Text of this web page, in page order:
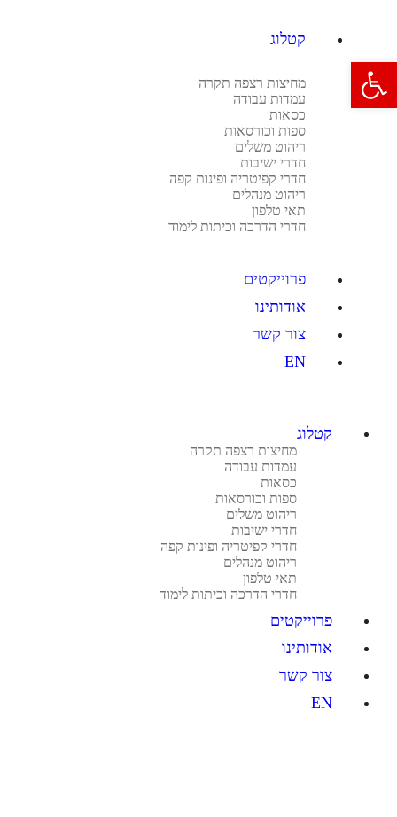
קטלוג
מחיצות רצפה תקרה
עמדות עבודה
כסאות
ספות וכורסאות
ריהוט משלים
חדרי ישיבות
חדרי קפיטריה ופינות קפה
ריהוט מנהלים
תאי טלפון
חדרי הדרכה וכיתות לימוד
פרוייקטים
אודותינו
צור קשר
EN
קטלוג
מחיצות רצפה תקרה
עמדות עבודה
כסאות
ספות וכורסאות
ריהוט משלים
חדרי ישיבות
חדרי קפיטריה ופינות קפה
ריהוט מנהלים
תאי טלפון
חדרי הדרכה וכיתות לימוד
פרוייקטים
אודותינו
צור קשר
EN
פתח סרגל נגישות